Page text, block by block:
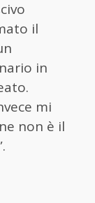
il
in
mi
non è il